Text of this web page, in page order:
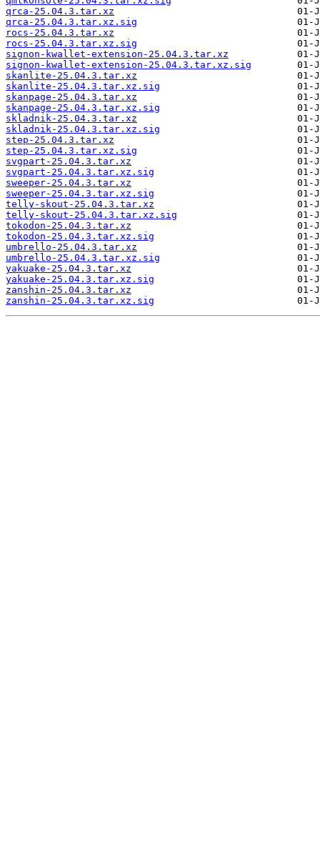
qrca-25.04.3.tar.xz
qrca-25.04.3.tar.xz.sig
rocs-25.04.3.tar.xz
rocs-25.04.3.tar.xz.sig
signon-kwallet-extension-25.04.3.tar.xz
signon-kwallet-extension-25.04.3.tar.xz.sig
skanlite-25.04.3.tar.xz
skanlite-25.04.3.tar.xz.sig
skanpage-25.04.3.tar.xz
skanpage-25.04.3.tar.xz.sig
skladnik-25.04.3.tar.xz
skladnik-25.04.3.tar.xz.sig
step-25.04.3.tar.xz
step-25.04.3.tar.xz.sig
svgpart-25.04.3.tar.xz
svgpart-25.04.3.tar.xz.sig
sweeper-25.04.3.tar.xz
sweeper-25.04.3.tar.xz.sig
telly-skout-25.04.3.tar.xz
telly-skout-25.04.3.tar.xz.sig
tokodon-25.04.3.tar.xz
tokodon-25.04.3.tar.xz.sig
umbrello-25.04.3.tar.xz
umbrello-25.04.3.tar.xz.sig
yakuake-25.04.3.tar.xz
yakuake-25.04.3.tar.xz.sig
zanshin-25.04.3.tar.xz
zanshin-25.04.3.tar.xz.sig